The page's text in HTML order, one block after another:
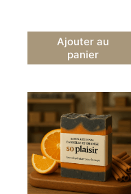
Ajouter au
panier